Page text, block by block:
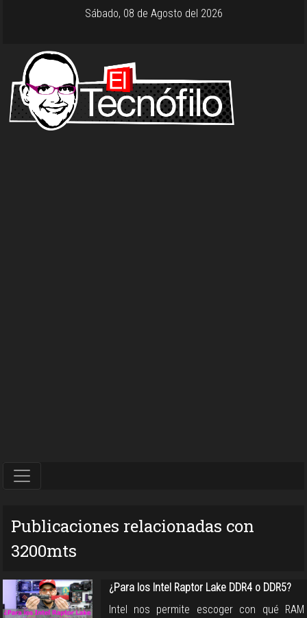
Sábado, 08 de Agosto del 2026
Publicaciones relacionadas con
3200mts
¿Para los Intel Raptor Lake DDR4 o DDR5?
Intel nos permite escoger con qué RAM